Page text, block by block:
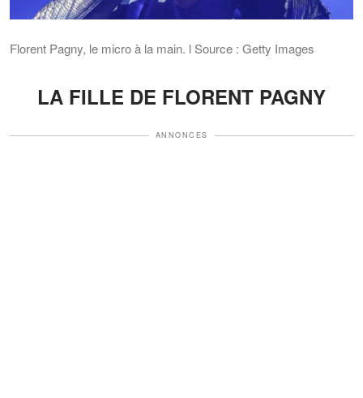
Florent Pagny, le micro à la main. l Source : Getty Images
LA FILLE DE FLORENT PAGNY
ANNONCES